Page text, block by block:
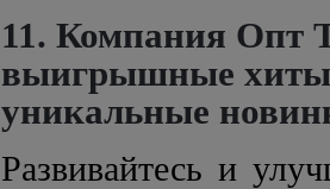
11. Компания Опт
выигрышные
уникальные
Развивайтесь и